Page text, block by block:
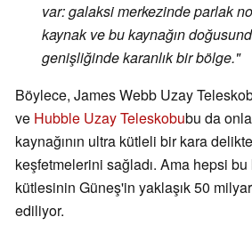
var: galaksi merkezinde parlak
kaynak ve bu kaynağın
genişliğinde karanlık bir bölge."
Böylece, James Webb Uzay
ve Hubble Uzay Teleskobubu da
kaynağının ultra kütleli bir kara
keşfetmelerini sağladı. Ama hepsi
kütlesinin Güneş'in yaklaşık 50
ediliyor.